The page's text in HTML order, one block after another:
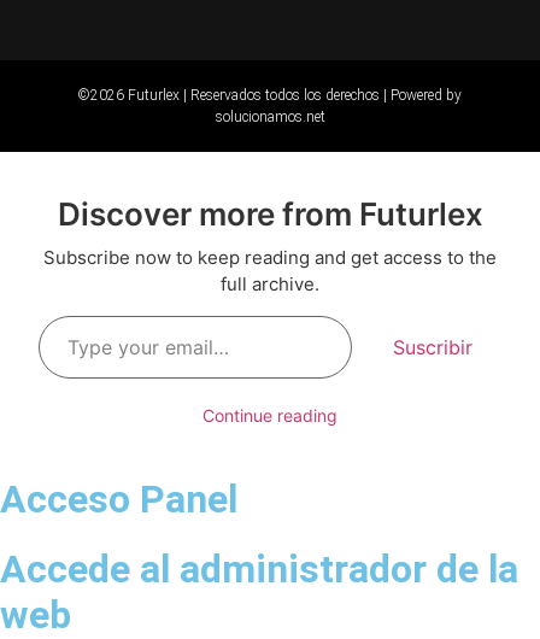
©2026 Futurlex | Reservados todos los derechos | Powered by
solucionamos.net
Discover more from Futurlex
Subscribe now to keep reading and get access to the
full archive.
Type
your
email…
Suscribir
Continue reading
Acceso Panel
Accede al administrador de la
web